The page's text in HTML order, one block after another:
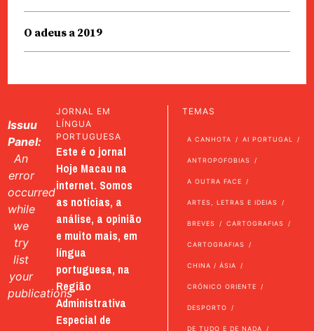
O adeus a 2019
Issuu
Panel:
An
error
occurred
while
we
try
list
your
publications
JORNAL EM
LÍNGUA
PORTUGUESA
Este é o jornal
Hoje Macau na
internet. Somos
as notícias, a
análise, a opinião
e muito mais, em
língua
portuguesa, na
Região
Administrativa
Especial de
TEMAS
A CANHOTA AI PORTUGAL
ANTROPOFOBIAS
A OUTRA FACE
ARTES, LETRAS E IDEIAS
BREVES CARTOGRAFIAS
CARTOGRAFIAS
CHINA / ÁSIA
CRÓNICO ORIENTE
DESPORTO
DE TUDO E DE NADA